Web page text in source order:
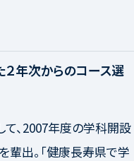
２年次からのコース選
、2007年度の学科開設
出。「健康長寿県で学